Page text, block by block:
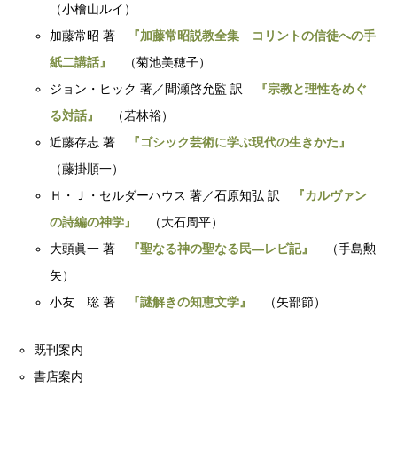
（小檜山ルイ）
加藤常昭 著
『加藤常昭説教全集 コリントの信徒への手
紙二講話』
（菊池美穂子）
ジョン・ヒック 著／間瀬啓允監 訳
『宗教と理性をめぐ
る対話』
（若林裕）
近藤存志 著
『ゴシック芸術に学ぶ現代の生きかた』
（藤掛順一）
Ｈ・Ｊ・セルダーハウス 著／石原知弘 訳
『カルヴァン
の詩編の神学』
（大石周平）
大頭眞一 著
『聖なる神の聖なる民―レビ記』
（手島勲
矢）
小友 聡 著
『謎解きの知恵文学』 （矢部節）
既刊案内
書店案内